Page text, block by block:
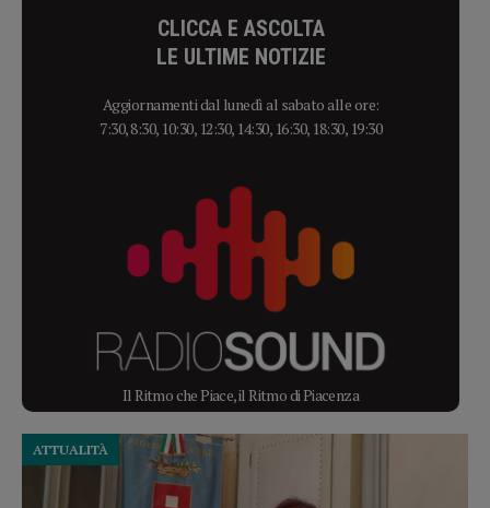
CLICCA E ASCOLTA
LE ULTIME NOTIZIE
Aggiornamenti dal lunedì al sabato alle ore:
7:30, 8:30, 10:30, 12:30, 14:30, 16:30, 18:30, 19:30
Il Ritmo che Piace, il Ritmo di Piacenza
ATTUALITÀ